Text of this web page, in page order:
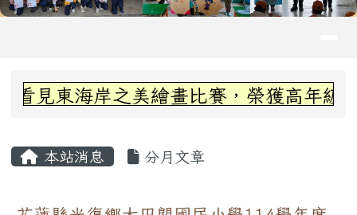
上中區域內容
東海岸之美繪畫比賽，榮獲高年級組第
本站消息 分月文章